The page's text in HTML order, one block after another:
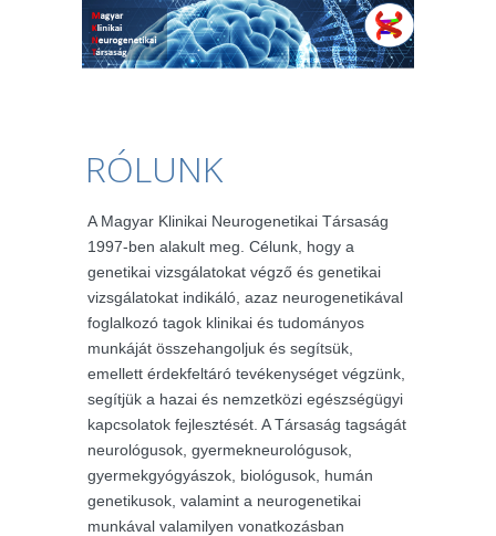
RÓLUNK
A Magyar Klinikai Neurogenetikai Társaság
1997-ben alakult meg. Célunk, hogy a
genetikai vizsgálatokat végző és genetikai
vizsgálatokat indikáló, azaz neurogenetikával
foglalkozó tagok klinikai és tudományos
munkáját összehangoljuk és segítsük,
emellett érdekfeltáró tevékenységet végzünk,
segítjük a hazai és nemzetközi egészségügyi
kapcsolatok fejlesztését. A Társaság tagságát
neurológusok, gyermekneurológusok,
gyermekgyógyászok, biológusok, humán
genetikusok, valamint a neurogenetikai
munkával valamilyen vonatkozásban